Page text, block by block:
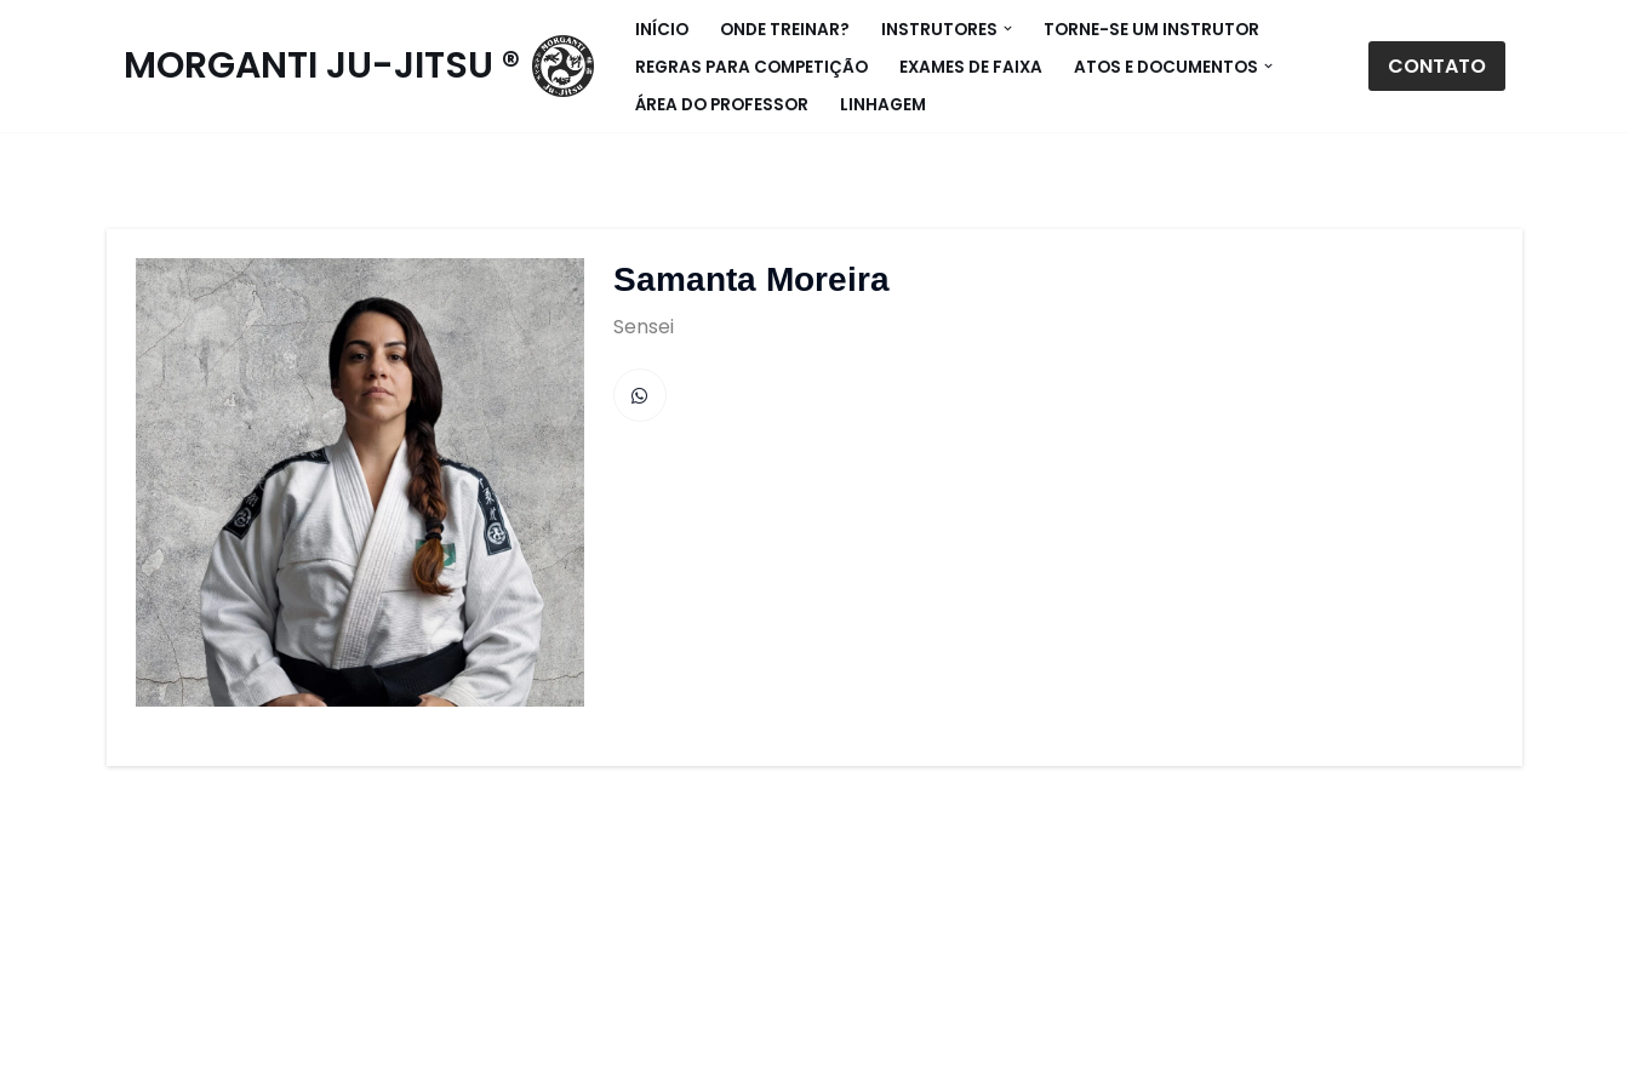
MORGANTI JU-JITSU ®
INÍCIO ONDE TREINAR? INSTRUTORES
TORNE-SE UM INSTRUTOR
REGRAS PARA COMPETIÇÃO
EXAMES DE FAIXA
ATOS E DOCUMENTOS
ÁREA DO PROFESSOR
LINHAGEM
CONTATO
Samanta Moreira
Sensei